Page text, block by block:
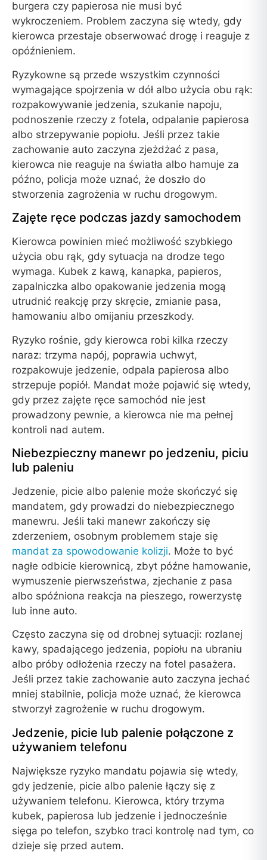
burgera czy papierosa nie musi być
wykroczeniem. Problem zaczyna się wtedy, gdy
kierowca przestaje obserwować drogę i reaguje z
opóźnieniem.
Ryzykowne są przede wszystkim czynności
wymagające spojrzenia w dół albo użycia obu rąk:
rozpakowywanie jedzenia, szukanie napoju,
podnoszenie rzeczy z fotela, odpalanie papierosa
albo strzepywanie popiołu. Jeśli przez takie
zachowanie auto zaczyna zjeżdżać z pasa,
kierowca nie reaguje na światła albo hamuje za
późno, policja może uznać, że doszło do
stworzenia zagrożenia w ruchu drogowym.
Zajęte ręce podczas jazdy samochodem
Kierowca powinien mieć możliwość szybkiego
użycia obu rąk, gdy sytuacja na drodze tego
wymaga. Kubek z kawą, kanapka, papieros,
zapalniczka albo opakowanie jedzenia mogą
utrudnić reakcję przy skręcie, zmianie pasa,
hamowaniu albo omijaniu przeszkody.
Ryzyko rośnie, gdy kierowca robi kilka rzeczy
naraz: trzyma napój, poprawia uchwyt,
rozpakowuje jedzenie, odpala papierosa albo
strzepuje popiół. Mandat może pojawić się wtedy,
gdy przez zajęte ręce samochód nie jest
prowadzony pewnie, a kierowca nie ma pełnej
kontroli nad autem.
Niebezpieczny manewr po jedzeniu, piciu
lub paleniu
Jedzenie, picie albo palenie może skończyć się
mandatem, gdy prowadzi do niebezpiecznego
manewru. Jeśli taki manewr zakończy się
zderzeniem, osobnym problemem staje się
mandat za spowodowanie kolizji. Może to być
nagłe odbicie kierownicą, zbyt późne hamowanie,
wymuszenie pierwszeństwa, zjechanie z pasa
albo spóźniona reakcja na pieszego, rowerzystę
lub inne auto.
Często zaczyna się od drobnej sytuacji: rozlanej
kawy, spadającego jedzenia, popiołu na ubraniu
albo próby odłożenia rzeczy na fotel pasażera.
Jeśli przez takie zachowanie auto zaczyna jechać
mniej stabilnie, policja może uznać, że kierowca
stworzył zagrożenie w ruchu drogowym.
Jedzenie, picie lub palenie połączone z
używaniem telefonu
Największe ryzyko mandatu pojawia się wtedy,
gdy jedzenie, picie albo palenie łączy się z
używaniem telefonu. Kierowca, który trzyma
kubek, papierosa lub jedzenie i jednocześnie
sięga po telefon, szybko traci kontrolę nad tym, co
dzieje się przed autem.